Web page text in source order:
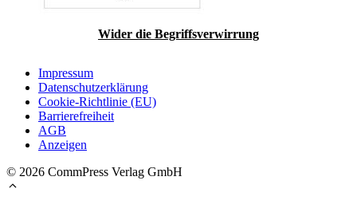
Wider die Begriffsverwirrung
Impressum
Datenschutzerklärung
Cookie-Richtlinie (EU)
Barrierefreiheit
AGB
Anzeigen
© 2026 CommPress Verlag GmbH